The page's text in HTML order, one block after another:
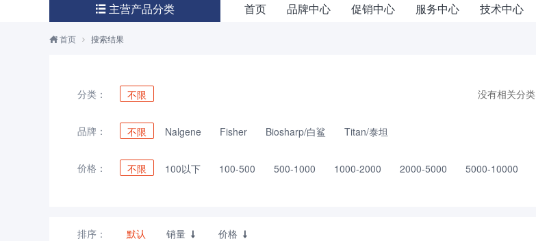
首页 品牌中心 促销中心 服务中心 技术中心
 主营产品分类
 首页  搜索结果
分类： 不限 没有相关分类
品牌： 不限 Nalgene Fisher Biosharp/白鲨 Titan/泰坦
价格： 不限 100以下 100-500 500-1000 1000-2000 2000-5000 5000-10000
排序： 默认 销量  价格 